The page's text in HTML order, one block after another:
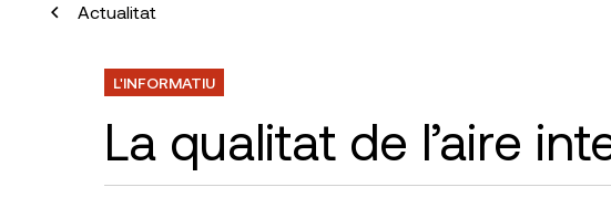
Actualitat
L'INFORMATIU
La qualitat de l’aire